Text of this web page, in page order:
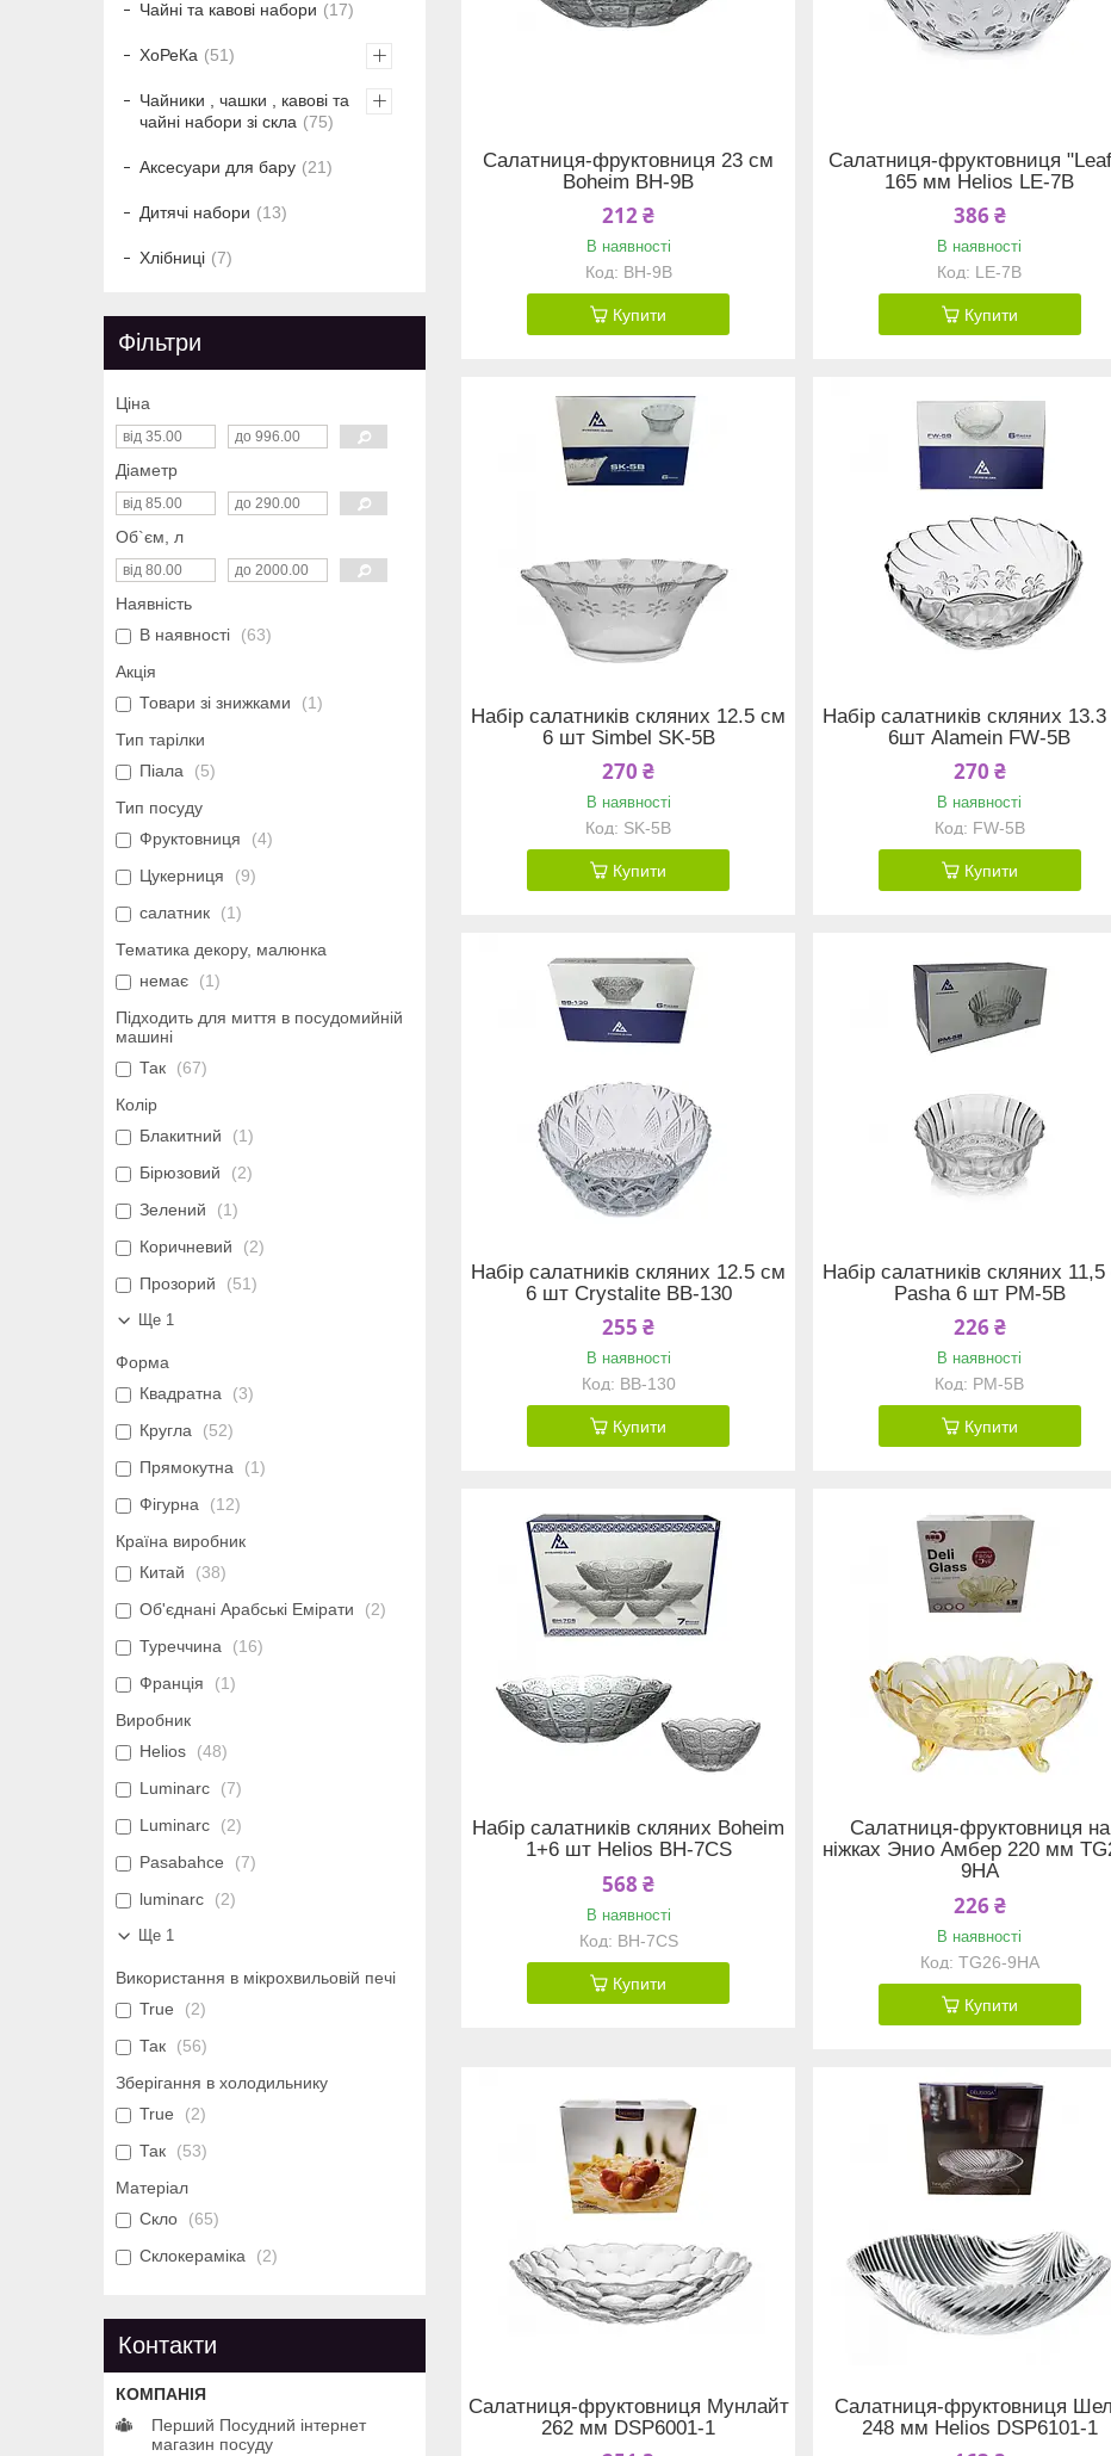
Салатниця-фруктовниця 23 см
Boheim BH-9B
212 ₴
В наявності
BH-9B
Купити
Салатниця-фруктовниця
165 мм Helios LE-7B
386 ₴
В наявності
LE-7B
Купити
Набір салатників скляних 12.5 см
6 шт Simbel SK-5B
270 ₴
В наявності
SK-5B
Купити
Набір салатників скляних
6шт Alamein FW-5B
270 ₴
В наявності
FW-5B
Купити
Набір салатників скляних 12.5 см
6 шт Crystalite BB-130
255 ₴
В наявності
BB-130
Купити
Набір салатників скляних
Pasha 6 шт PM-5B
226 ₴
В наявності
PM-5B
Купити
Набір салатників скляних Boheim
1+6 шт Helios BH-7CS
568 ₴
В наявності
BH-7CS
Купити
Салатниця-фруктовниця на
ніжках Энио Амбер 220 мм
9HA
226 ₴
В наявності
TG26-9HA
Купити
Салатниця-фруктовниця Мунлайт
262 мм DSP6001-1
Салатниця-фруктовниця
248 мм Helios DSP6101-1
Чайні та кавові набори 17
ХоРеКа 51
Чайники , чашки , кавові та
чайні набори зі скла
75
Аксесуари для бару 21
Дитячі набори 13
Хлібниці 7
Фільтри
Ціна
Діаметр
Об`єм, л
Наявність
В наявності
63
Акція
Товари зі знижками
1
Тип тарілки
Піала
5
Тип посуду
Фруктовниця
4
Цукерниця
9
салатник
1
Тематика декору, малюнка
немає
1
Підходить для миття в посудомийній
машині
Так
67
Колір
Блакитний
1
Бірюзовий
2
Зелений
1
Коричневий
2
Прозорий
51
Ще 1
Форма
Квадратна
3
Кругла
52
Прямокутна
1
Фігурна
12
Країна виробник
Китай
38
Об'єднані Арабські Емірати
2
Туреччина
16
Франція
1
Виробник
Helios
48
Luminarc
7
Luminarc
2
Pasabahce
7
luminarc
2
Ще 1
Використання в мікрохвильовій печі
True
2
Так
56
Зберігання в холодильнику
True
2
Так
53
Матеріал
Скло
65
Склокераміка
2
Контакти
Перший Посудний інтернет
магазин посуду